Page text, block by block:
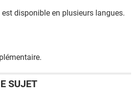
disponible en plusieurs langues.
SUJET